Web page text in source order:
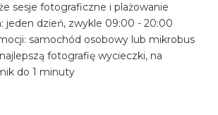
sesje fotograficzne i plażowanie
jeden dzień, zwykle 09:00 - 20:00
samochód osobowy lub mikrobus
fotografię wycieczki, na
do 1 minuty